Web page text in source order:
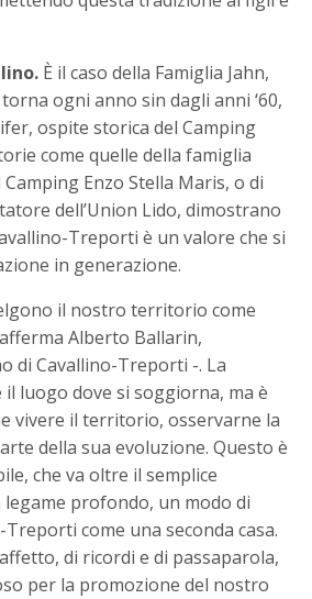
È il caso della Famiglia Jahn,
ogni anno sin dagli anni ‘60,
ospite storica del Camping
come quelle della famiglia
Enzo Stella Maris, o di
dell’Union Lido, dimostrano
Treporti è un valore che si
in generazione.
il nostro territorio come
Alberto Ballarin,
di Cavallino-Treporti -. La
luogo dove si soggiorna, ma è
vivere il territorio, osservarne la
della sua evoluzione. Questo è
che va oltre il semplice
profondo, un modo di
come una seconda casa.
di ricordi e di passaparola,
per la promozione del nostro